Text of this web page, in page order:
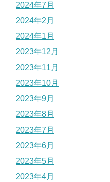
2024年7月
2024年2月
2024年1月
2023年12月
2023年11月
2023年10月
2023年9月
2023年8月
2023年7月
2023年6月
2023年5月
2023年4月